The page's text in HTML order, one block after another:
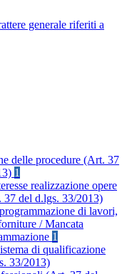
generale riferiti a
delle procedure (Art. 37
1
realizzazione opere
del d.lgs. 33/2013)
di lavori,
/ Mancata
1
di qualificazione
33/2013)